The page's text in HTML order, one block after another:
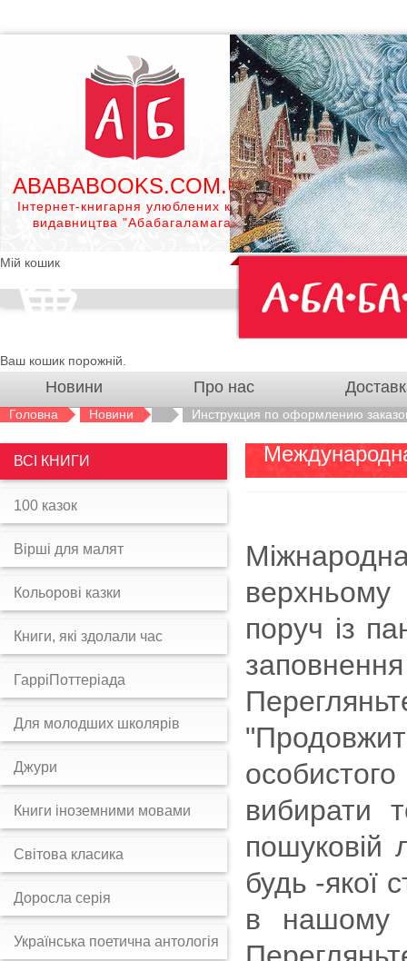
ABABABOOKS.COM.UA
Інтернет-книгарня улюблених книг
видавництва "Абабагаламага"
Мій кошик
Ваш кошик порожній.
Новини Про нас
Головна Новини Инструкция по оформлению
верхньому
поруч із
вибирати
пошуковій
будь -якої
в нашому
ВСІ КНИГИ
100 казок
Вірші для малят
Кольорові казки
Книги, які здолали час
ГарріПоттеріада
Для молодших школярів
Джури
Книги іноземними мовами
Світова класика
Доросла серія
Українська поетична антологія